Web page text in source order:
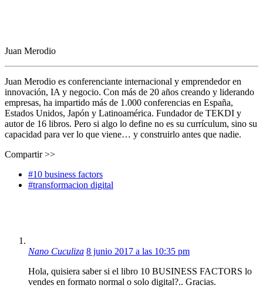
Juan Merodio
Juan Merodio es conferenciante internacional y emprendedor en
innovación, IA y negocio. Con más de 20 años creando y liderando
empresas, ha impartido más de 1.000 conferencias en España,
Estados Unidos, Japón y Latinoamérica. Fundador de TEKDI y
autor de 16 libros. Pero si algo lo define no es su currículum, sino su
capacidad para ver lo que viene… y construirlo antes que nadie.
Compartir >>
#10 business factors
#transformacion digital
Nano Cuculiza 8 junio 2017 a las 10:35 pm
Hola, quisiera saber si el libro 10 BUSINESS FACTORS lo
vendes en formato normal o solo digital?.. Gracias.